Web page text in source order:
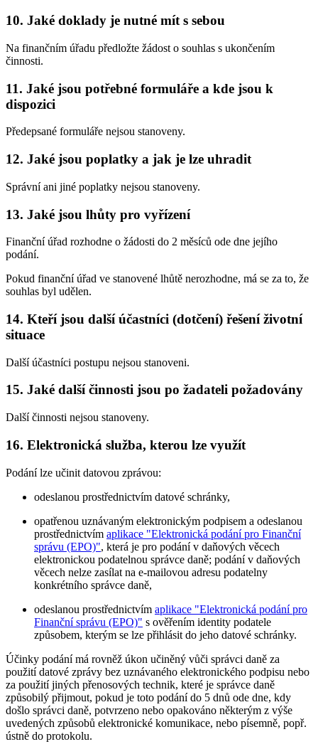
10. Jaké doklady je nutné mít s sebou
Na finančním úřadu předložte žádost o souhlas s ukončením
činnosti.
11. Jaké jsou potřebné formuláře a kde jsou k
dispozici
Předepsané formuláře nejsou stanoveny.
12. Jaké jsou poplatky a jak je lze uhradit
Správní ani jiné poplatky nejsou stanoveny.
13. Jaké jsou lhůty pro vyřízení
Finanční úřad rozhodne o žádosti do 2 měsíců ode dne jejího
podání.
Pokud finanční úřad ve stanovené lhůtě nerozhodne, má se za to, že
souhlas byl udělen.
14. Kteří jsou další účastníci (dotčení) řešení životní
situace
Další účastníci postupu nejsou stanoveni.
15. Jaké další činnosti jsou po žadateli požadovány
Další činnosti nejsou stanoveny.
16. Elektronická služba, kterou lze využít
Podání lze učinit datovou zprávou:
odeslanou prostřednictvím datové schránky,
opatřenou uznávaným elektronickým podpisem a odeslanou
prostřednictvím aplikace "Elektronická podání pro Finanční
správu (EPO)", která je pro podání v daňových věcech
elektronickou podatelnou správce daně; podání v daňových
věcech nelze zasílat na e-mailovou adresu podatelny
konkrétního správce daně,
odeslanou prostřednictvím aplikace "Elektronická podání pro
Finanční správu (EPO)" s ověřením identity podatele
způsobem, kterým se lze přihlásit do jeho datové schránky.
Účinky podání má rovněž úkon učiněný vůči správci daně za
použití datové zprávy bez uznávaného elektronického podpisu nebo
za použití jiných přenosových technik, které je správce daně
způsobilý přijmout, pokud je toto podání do 5 dnů ode dne, kdy
došlo správci daně, potvrzeno nebo opakováno některým z výše
uvedených způsobů elektronické komunikace, nebo písemně, popř.
ústně do protokolu.